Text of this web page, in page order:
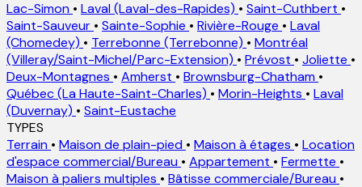
Lac-Simon • Laval (Laval-des-Rapides) • Saint-Cuthbert •
Saint-Sauveur • Sainte-Sophie • Rivière-Rouge • Laval
(Chomedey) • Terrebonne (Terrebonne) • Montréal
(Villeray/Saint-Michel/Parc-Extension) • Prévost • Joliette •
Deux-Montagnes • Amherst • Brownsburg-Chatham •
Québec (La Haute-Saint-Charles) • Morin-Heights • Laval
(Duvernay) • Saint-Eustache
TYPES
Terrain • Maison de plain-pied • Maison à étages • Location
d'espace commercial/Bureau • Appartement • Fermette •
Maison à paliers multiples • Bâtisse commerciale/Bureau •